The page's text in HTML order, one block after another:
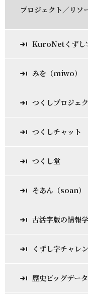
プロジェクト／リソ
KuroNetくずし
みを（miwo）
つくしプロジェ
つくしチャット
つくし堂
そあん（soan）
古活字版の情報
くずし字チャレ
歴史ビッグデータ